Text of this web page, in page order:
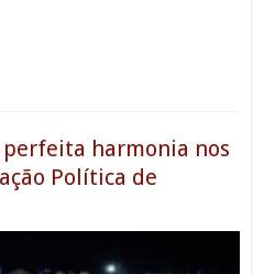
harmonia nos
Política de